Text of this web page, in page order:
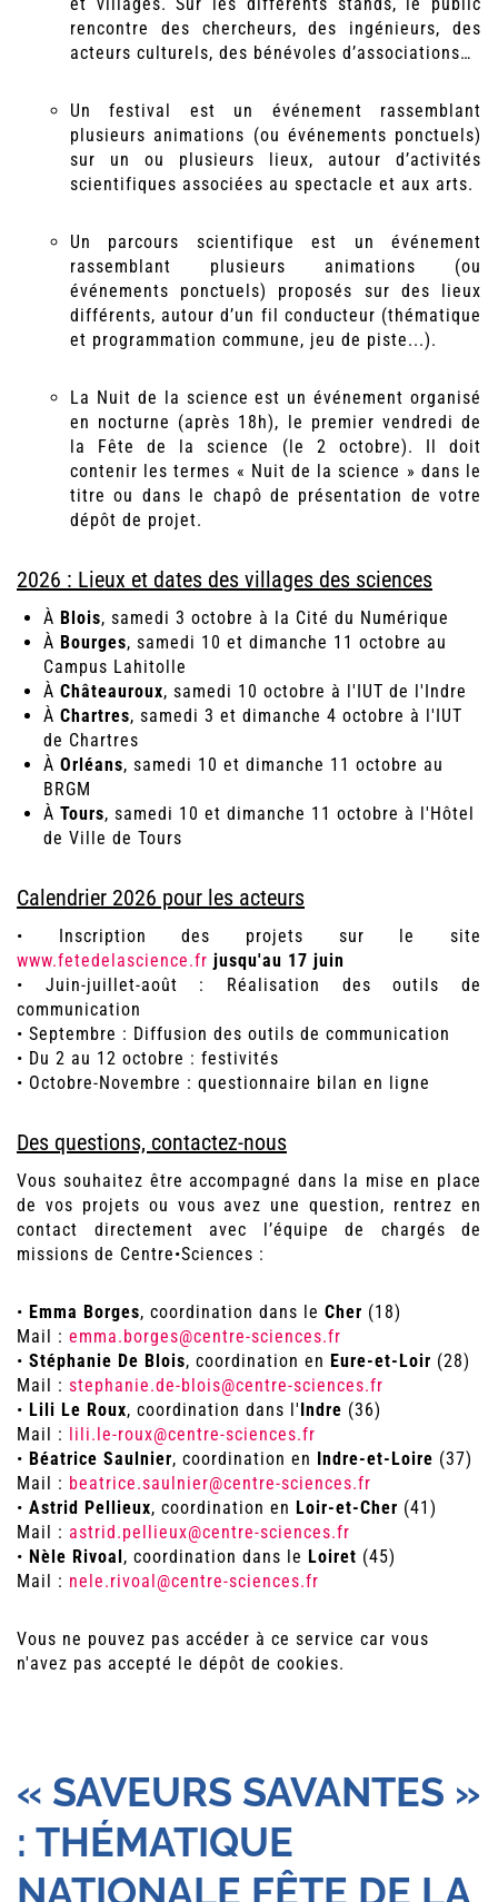
rencontre des chercheurs, des ingénieurs, des
acteurs culturels, des bénévoles d’associations…
Un festival est un événement rassemblant
plusieurs animations (ou événements ponctuels)
sur un ou plusieurs lieux, autour d’activités
scientifiques associées au spectacle et aux arts.
Un parcours scientifique est un événement
rassemblant plusieurs animations (ou
événements ponctuels) proposés sur des lieux
différents, autour d’un fil conducteur (thématique
et programmation commune, jeu de piste...).
La Nuit de la science est un événement organisé
en nocturne (après 18h), le premier vendredi de
la Fête de la science (le 2 octobre). Il doit
contenir les termes « Nuit de la science » dans le
titre ou dans le chapô de présentation de votre
dépôt de projet.
2026 : Lieux et dates des villages des sciences
À Blois, samedi 3 octobre à la Cité du Numérique
À Bourges, samedi 10 et dimanche 11 octobre au
Campus Lahitolle
À Châteauroux, samedi 10 octobre à l'IUT de l'Indre
À Chartres, samedi 3 et dimanche 4 octobre à l'IUT
de Chartres
À Orléans, samedi 10 et dimanche 11 octobre au
BRGM
À Tours, samedi 10 et dimanche 11 octobre à l'Hôtel
de Ville de Tours
Calendrier 2026 pour les acteurs
• Inscription des projets sur le site
www.fetedelascience.fr jusqu'au 17 juin
• Juin-juillet-août : Réalisation des outils de
communication
• Septembre : Diffusion des outils de communication
• Du 2 au 12 octobre : festivités
• Octobre-Novembre : questionnaire bilan en ligne
Des questions, contactez-nous
Vous souhaitez être accompagné dans la mise en place
de vos projets ou vous avez une question, rentrez en
contact directement avec l’équipe de chargés de
missions de Centre•Sciences :
• Emma Borges, coordination dans le Cher (18)
Mail : emma.borges@centre-sciences.fr
• Stéphanie De Blois, coordination en Eure-et-Loir (28)
Mail : stephanie.de-blois@centre-sciences.fr
• Lili Le Roux, coordination dans l'Indre (36)
Mail : lili.le-roux@centre-sciences.fr
• Béatrice Saulnier, coordination en Indre-et-Loire (37)
Mail : beatrice.saulnier@centre-sciences.fr
• Astrid Pellieux, coordination en Loir-et-Cher (41)
Mail : astrid.pellieux@centre-sciences.fr
• Nèle Rivoal, coordination dans le Loiret (45)
Mail : nele.rivoal@centre-sciences.fr
Vous ne pouvez pas accéder à ce service car vous
n'avez pas accepté le dépôt de cookies.
« SAVEURS SAVANTES »
: THÉMATIQUE
NATIONALE FÊTE DE LA